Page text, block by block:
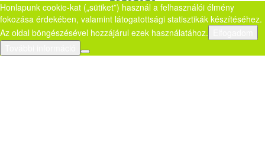
Honlapunk cookie-kat („sütiket”) használ a felhasználói élmény
fokozása érdekében, valamint látogatottsági statisztikák készítéséhez.
Az oldal böngészésével hozzájárul ezek használatához.